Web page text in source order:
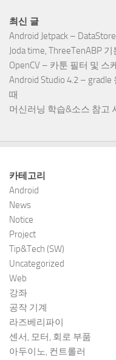
최신 글
Android Jetpack – DataStore
Joda time, ThreeTenABP
OpenCV – 카툰 필터 및 스
Android Studio 4.2 –
때
머신러닝 학습&소스 참고
카테고리
Android
News
Notice
Project
Tip&Tech (SW)
Uncategorized
Web
강좌
공작 기계
라즈베리파이
센서, 모터, 회로 부품
아두이노, 컨트롤러